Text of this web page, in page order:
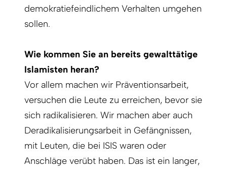
demokratiefeindlichem Verhalten umgehen
sollen.
Wie kommen Sie an bereits gewalttätige
Islamisten heran?
Vor allem machen wir Präventionsarbeit,
versuchen die Leute zu erreichen, bevor sie
sich radikalisieren. Wir machen aber auch
Deradikalisierungsarbeit in Gefängnissen,
mit Leuten, die bei ISIS waren oder
Anschläge verübt haben. Das ist ein langer,